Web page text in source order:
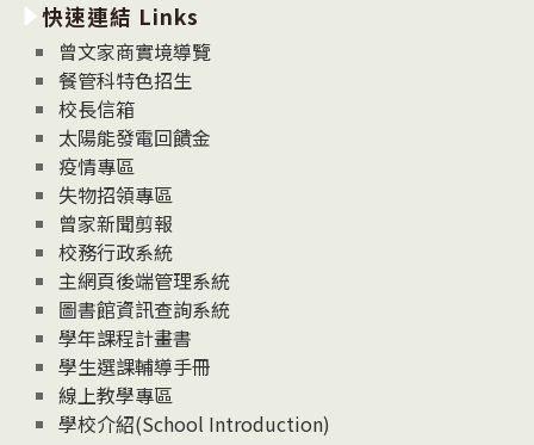
消
息
News
快速連結 Links
曾文家商實境導覽
餐管科特色招生
校長信箱
太陽能發電回饋金
疫情專區
失物招領專區
曾家新聞剪報
校務行政系統
主網頁後端管理系統
圖書館資訊查詢系統
學年課程計畫書
學生選課輔導手冊
線上教學專區
學校介紹(School Introduction)